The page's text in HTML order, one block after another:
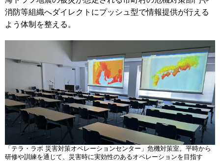
消防等組織へダイレクトにプッシュ型で情報提供が行える
よう体制を整える。
「テラ・ラボ 災害対策オペレーションセンター」危機対策室。平時から
研修や訓練を通じて、災害時に実効性のあるオペレーションを目指す